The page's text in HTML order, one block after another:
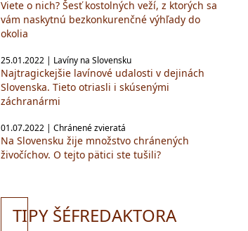
Viete o nich? Šesť kostolných veží, z ktorých sa
vám naskytnú bezkonkurenčné výhľady do
okolia
25.01.2022 | Lavíny na Slovensku
Najtragickejšie lavínové udalosti v dejinách
Slovenska. Tieto otriasli i skúsenými
záchranármi
01.07.2022 | Chránené zvieratá
Na Slovensku žije množstvo chránených
živočíchov. O tejto pätici ste tušili?
TIPY ŠÉFREDAKTORA